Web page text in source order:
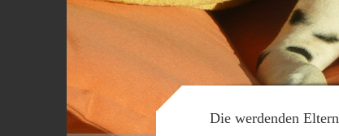
Die werdenden Eltern